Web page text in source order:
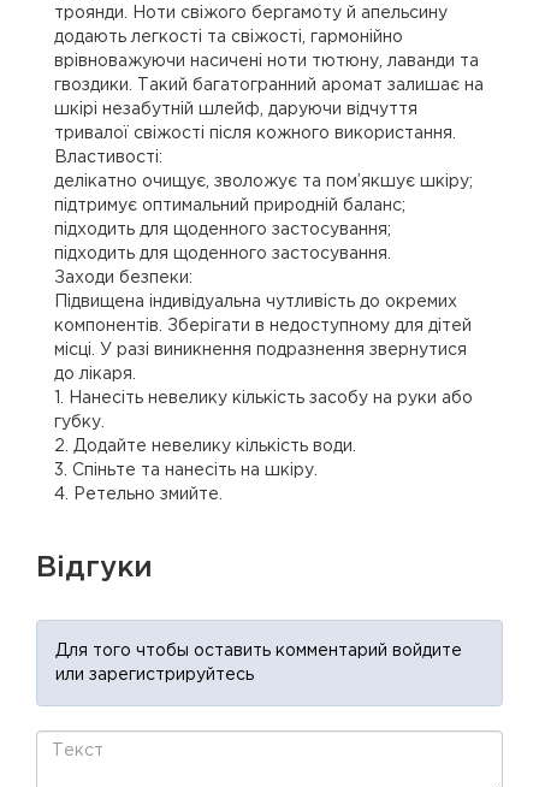
троянди. Ноти свіжого бергамоту й апельсину
додають легкості та свіжості, гармонійно
врівноважуючи насичені ноти тютюну, лаванди та
гвоздики. Такий багатогранний аромат залишає на
шкірі незабутній шлейф, даруючи відчуття
тривалої свіжості після кожного використання.
Властивості:
делікатно очищує, зволожує та пом’якшує шкіру;
підтримує оптимальний природній баланс;
підходить для щоденного застосування;
підходить для щоденного застосування.
Заходи безпеки:
Підвищена індивідуальна чутливість до окремих
компонентів. Зберігати в недоступному для дітей
місці. У разі виникнення подразнення звернутися
до лікаря.
1. Нанесіть невелику кількість засобу на руки або
губку.
2. Додайте невелику кількість води.
3. Спіньте та нанесіть на шкіру.
4. Ретельно змийте.
Відгуки
Для того чтобы оставить комментарий войдите
или зарегистрируйтесь